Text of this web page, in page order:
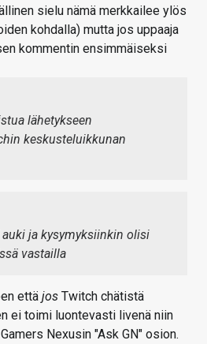
sielu nämä merkkailee ylös
kohdalla) mutta jos uppaaja
kommentin ensimmäiseksi
lähetykseen
keskusteluikkunan
ja kysymyksiinkin olisi
vastailla
että jos Twitch chätistä
ei toimi luontevasti livenä niin
Nexusin "Ask GN" osion.